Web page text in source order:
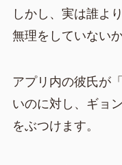
しかし、実は誰よ
無理をしていない
アプリ内の彼氏が
いのに対し、ギョ
をぶつけます。